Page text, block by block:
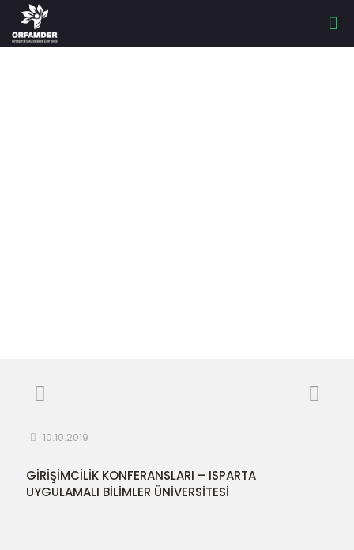
10.10.2019
GİRİŞİMCİLİK KONFERANSLARI – ISPARTA
UYGULAMALI BİLİMLER ÜNİVERSİTESİ